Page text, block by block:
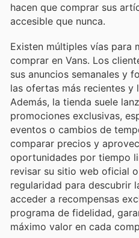
hacen que comprar sus
accesible que nunca.
Existen múltiples vías para
comprar en Vans. Los
sus anuncios semanales y
las ofertas más recientes y
Además, la tienda suele
promociones exclusivas,
eventos o cambios de
comparar precios y
oportunidades por tiempo
revisar su sitio web oficial
regularidad para descubrir
acceder a recompensas
programa de fidelidad,
máximo valor en cada